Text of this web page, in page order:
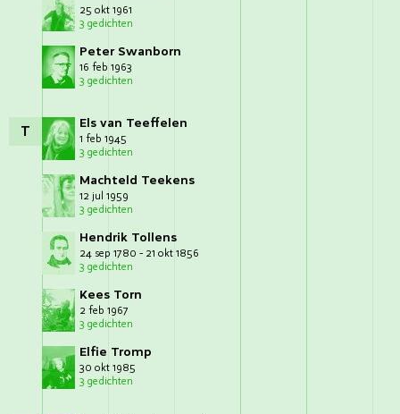
25 okt 1961
3 gedichten
Peter Swanborn
16 feb 1963
3 gedichten
T Els van Teeffelen
1 feb 1945
3 gedichten
Machteld Teekens
12 jul 1959
3 gedichten
Hendrik Tollens
24 sep 1780 - 21 okt 1856
3 gedichten
Kees Torn
2 feb 1967
3 gedichten
Elfie Tromp
30 okt 1985
3 gedichten